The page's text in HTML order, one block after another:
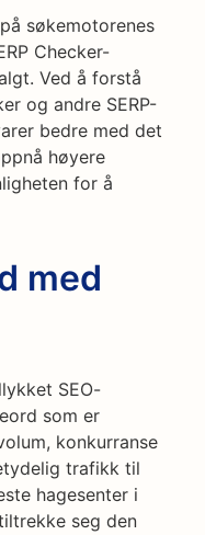
søkemotorenes
Checker-
Ved å forstå
og andre SERP-
bedre med det
høyere
for å
med
SEO-
som er
konkurranse
trafikk til
hagesenter i
seg den